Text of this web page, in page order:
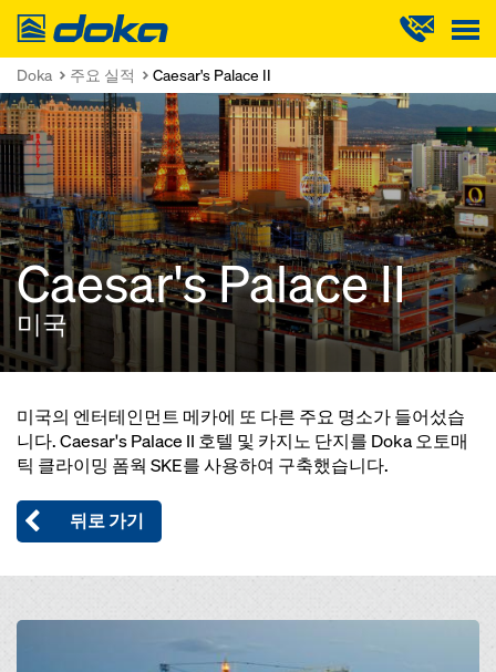
Doka
Doka 주요 실적 Caesar's Palace II
Caesar's Palace II
미국
미국의 엔터테인먼트 메카에 또 다른 주요 명소가 들어섰습
니다. Caesar's Palace II 호텔 및 카지노 단지를 Doka 오토매
틱 클라이밍 폼웍 SKE를 사용하여 구축했습니다.
뒤로 가기
Open